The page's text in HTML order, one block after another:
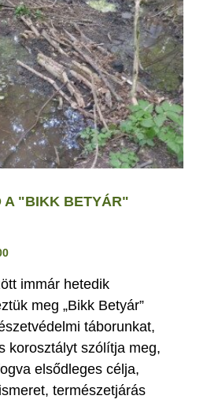
A "BIKK BETYÁR"
immár hetedik
meg „Bikk Betyár”
táborunkat,
korosztályt szólítja meg,
elsődleges célja,
természetjárás